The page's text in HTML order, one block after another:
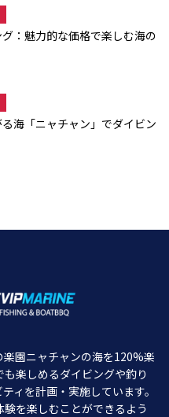
：魅力的な価格で楽しむ海の
海「ニャチャン」でダイビン
園ニャチャンの海を120%楽
楽しめるダイビングや釣り
ィを計画・実施しています。
を楽しむことができるよう